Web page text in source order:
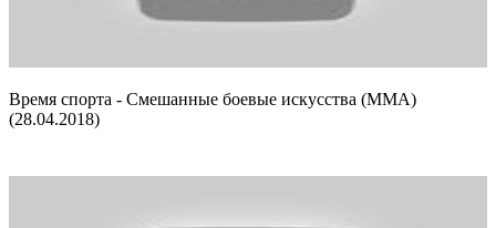
Время спорта - Смешанные боевые искусства (ММА)
(28.04.2018)